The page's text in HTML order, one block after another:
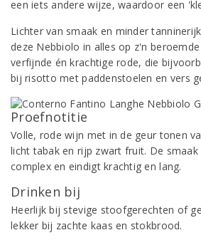
een iets andere wijze, waardoor een
Lichter van smaak en minder
deze Nebbiolo in alles op z'n
verfijnde én krachtige rode, die
bij risotto met paddenstoelen en vers
Proefnotitie
Volle, rode wijn met in de geur tonen
licht tabak en rijp zwart fruit. De smaak
complex en eindigt krachtig en lang.
Drinken bij
Heerlijk bij stevige stoofgerechten of
lekker bij zachte kaas en stokbrood.